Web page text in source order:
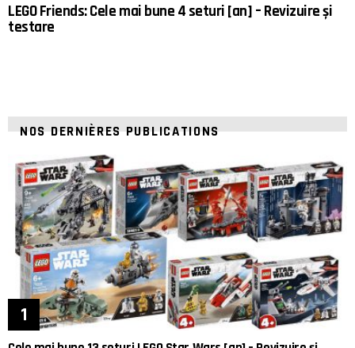
LEGO Friends: Cele mai bune 4 seturi [an] – Revizuire și
testare
NOS DERNIÈRES PUBLICATIONS